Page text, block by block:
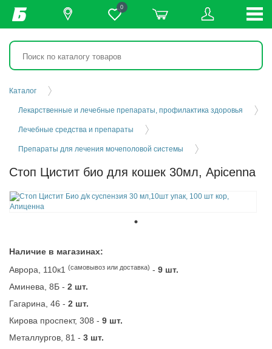
0
Каталог
Лекарственные и лечебные препараты, профилактика здоровья
Лечебные средства и препараты
Препараты для лечения мочеполовой системы
Стоп Цистит био для кошек 30мл, Apicenna
Наличие в магазинах:
Аврора, 110к1 (самовывоз или доставка) - 9 шт.
Аминева, 8Б - 2 шт.
Гагарина, 46 - 2 шт.
Кирова проспект, 308 - 9 шт.
Металлургов, 81 - 3 шт.